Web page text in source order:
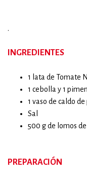
.
INGREDIENTES
1 lata de Tomate
1 cebolla y 1
1 vaso de caldo de
Sal
500 g de lomos
PREPARACIÓN